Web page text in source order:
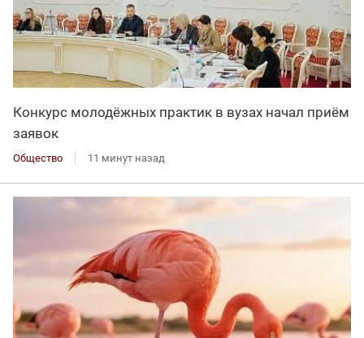
Конкурс молодёжных практик в вузах начал приём
заявок
Общество 11 минут назад